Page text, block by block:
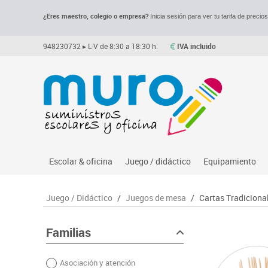
¿Eres maestro, colegio o empresa?Inicia sesión para ver tu tarifa de precios.
948230732 ▸ L-V de 8:30 a 18:30 h. IVA incluido
Escolar & oficina
Archivo
Dibujo técnico y artístico
Escritura y corrección
Higiene
Juego / didáctico
Asociación y atención
Construcciones
Espacios exteriores
Espacios multisensoriales
Equipamiento
Despachos y
Muebles
Percheros,
Juego / Didáctico / Juegos de mesa / Cartas
Familias
Asociación y atención